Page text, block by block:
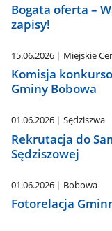
Bogata oferta –
zapisy!
15.06.2026 Miejskie
Komisja
Gminy Bobowa
01.06.2026 Sędziszwa
Rekrutacja do
Sędziszowej
01.06.2026 Bobowa
Fotorelacja